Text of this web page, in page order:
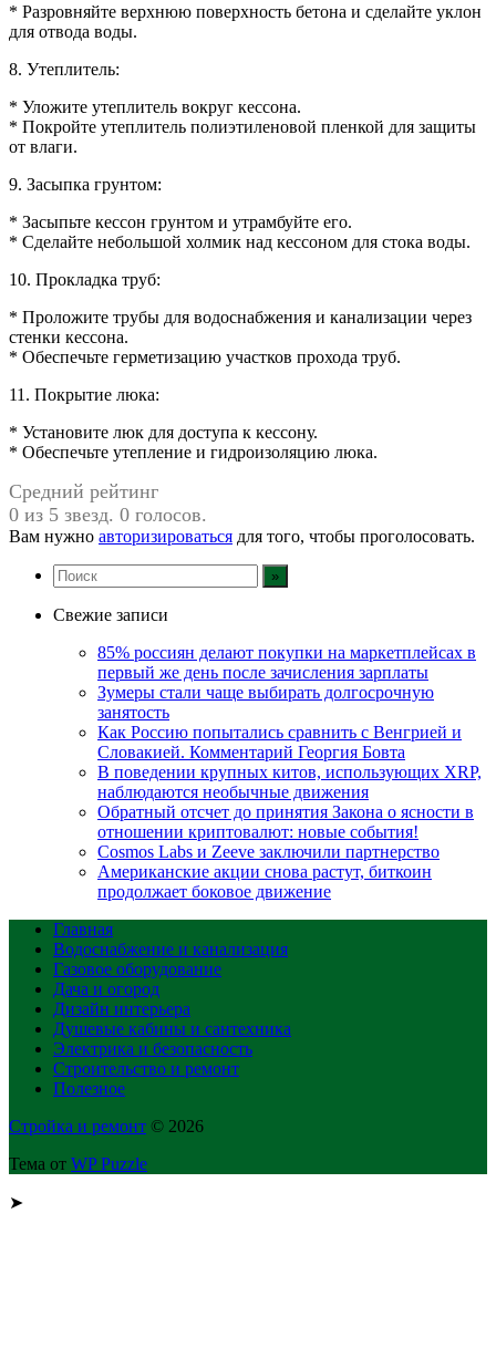
* Разровняйте верхнюю поверхность бетона и сделайте уклон
для отвода воды.
8. Утеплитель:
* Уложите утеплитель вокруг кессона.
* Покройте утеплитель полиэтиленовой пленкой для защиты
от влаги.
9. Засыпка грунтом:
* Засыпьте кессон грунтом и утрамбуйте его.
* Сделайте небольшой холмик над кессоном для стока воды.
10. Прокладка труб:
* Проложите трубы для водоснабжения и канализации через
стенки кессона.
* Обеспечьте герметизацию участков прохода труб.
11. Покрытие люка:
* Установите люк для доступа к кессону.
* Обеспечьте утепление и гидроизоляцию люка.
Средний рейтинг
0 из 5 звезд. 0 голосов.
Вам нужно авторизироваться для того, чтобы проголосовать.
Свежие записи
85% россиян делают покупки на маркетплейсах в
первый же день после зачисления зарплаты
Зумеры стали чаще выбирать долгосрочную
занятость
Как Россию попытались сравнить с Венгрией и
Словакией. Комментарий Георгия Бовта
В поведении крупных китов, использующих XRP,
наблюдаются необычные движения
Обратный отсчет до принятия Закона о ясности в
отношении криптовалют: новые события!
Cosmos Labs и Zeeve заключили партнерство
Американские акции снова растут, биткоин
продолжает боковое движение
Главная
Водоснабжение и канализация
Газовое оборудование
Дача и огород
Дизайн интерьера
Душевые кабины и сантехника
Электрика и безопасность
Строительство и ремонт
Полезное
Стройка и ремонт © 2026
Тема от WP Puzzle
➤